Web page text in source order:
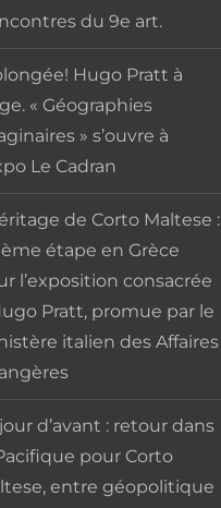
du 9e art.
Hugo Pratt à
« Géographies
» s’ouvre à
Le Cadran
de Corto Maltese :
étape en Grèce
l’exposition consacrée
Pratt, promue par le
italien des Affaires
d’avant : retour dans
pour Corto
entre géopolitique